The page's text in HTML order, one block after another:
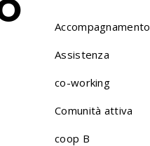
Accompagnamento
Assistenza
co-working
Comunità attiva
coop B